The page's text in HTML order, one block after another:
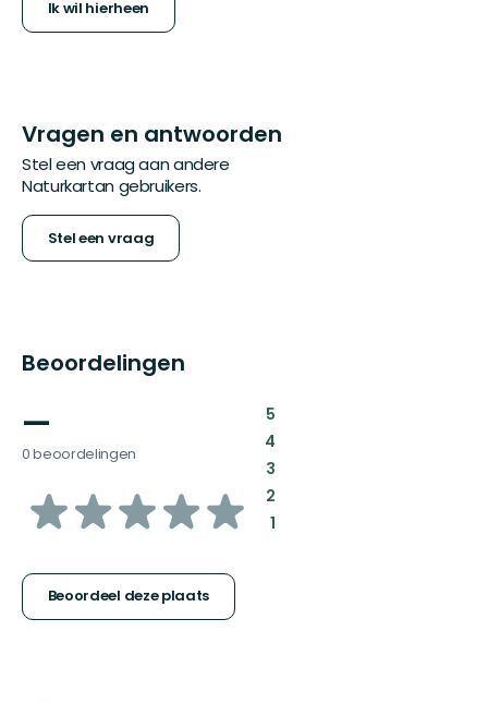
Ik wil hierheen
Vragen en antwoorden
Stel een vraag aan andere
Naturkartan gebruikers.
Stel een vraag
Beoordelingen
—
0 beoordelingen
van
sterren
Beoordeel deze plaats
5:
4:
3:
2:
1: